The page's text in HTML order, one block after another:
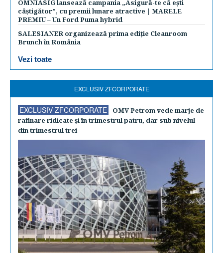
OMNIASIG lansează campania „Asigură-te că ești
câștigător”, cu premii lunare atractive | MARELE
PREMIU – Un Ford Puma hybrid
SALESIANER organizează prima ediție Cleanroom
Brunch în România
Vezi toate
EXCLUSIV ZFCORPORATE
EXCLUSIV ZFCORPORATE
OMV Petrom vede marje de
rafinare ridicate şi în trimestrul patru, dar sub nivelul
din trimestrul trei